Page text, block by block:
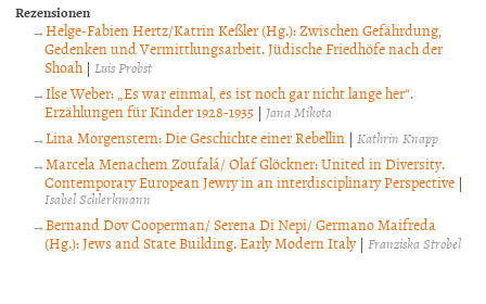
Rezensionen
Helge-Fabien Hertz/Katrin Keßler (Hg.): Zwischen Gefährdung,
Gedenken und Vermittlungsarbeit. Jüdische Friedhöfe nach der
Shoah | Luis Probst
Ilse Weber: „Es war einmal, es ist noch gar nicht lange her“.
Erzählungen für Kinder 1928-1935 | Jana Mikota
Lina Morgenstern: Die Geschichte einer Rebellin |Kathrin Knapp
Marcela Menachem Zoufalá/ Olaf Glöckner: United in Diversity.
Contemporary European Jewry in an interdisciplinary Perspective |
Isabel Schlerkmann
Bernand Dov Cooperman/ Serena Di Nepi/ Germano Maifreda
(Hg.): Jews and State Building. Early Modern Italy| Franziska Strobel